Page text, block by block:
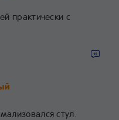
практически с
стул.